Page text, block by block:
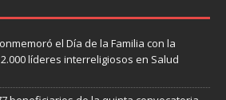
el Día de la Familia con la
líderes interreligiosos en Salud